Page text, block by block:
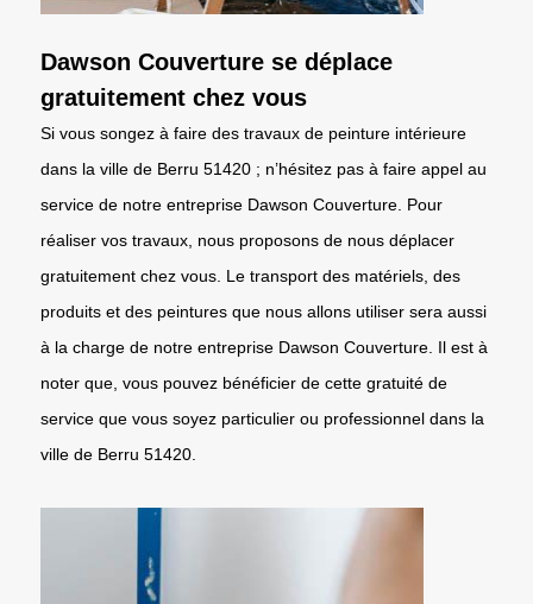
Dawson Couverture se déplace
gratuitement chez vous
Si vous songez à faire des travaux de peinture intérieure
dans la ville de Berru 51420 ; n’hésitez pas à faire appel au
service de notre entreprise Dawson Couverture. Pour
réaliser vos travaux, nous proposons de nous déplacer
gratuitement chez vous. Le transport des matériels, des
produits et des peintures que nous allons utiliser sera aussi
à la charge de notre entreprise Dawson Couverture. Il est à
noter que, vous pouvez bénéficier de cette gratuité de
service que vous soyez particulier ou professionnel dans la
ville de Berru 51420.